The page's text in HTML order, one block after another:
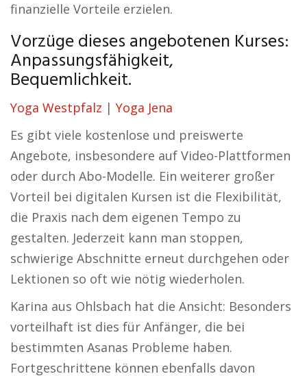
finanzielle Vorteile erzielen.
Vorzüge dieses angebotenen Kurses:
Anpassungsfähigkeit,
Bequemlichkeit.
Yoga Westpfalz | Yoga Jena
Es gibt viele kostenlose und preiswerte
Angebote, insbesondere auf Video-Plattformen
oder durch Abo-Modelle. Ein weiterer großer
Vorteil bei digitalen Kursen ist die Flexibilität,
die Praxis nach dem eigenen Tempo zu
gestalten. Jederzeit kann man stoppen,
schwierige Abschnitte erneut durchgehen oder
Lektionen so oft wie nötig wiederholen.
Karina aus Ohlsbach hat die Ansicht: Besonders
vorteilhaft ist dies für Anfänger, die bei
bestimmten Asanas Probleme haben.
Fortgeschrittene können ebenfalls davon